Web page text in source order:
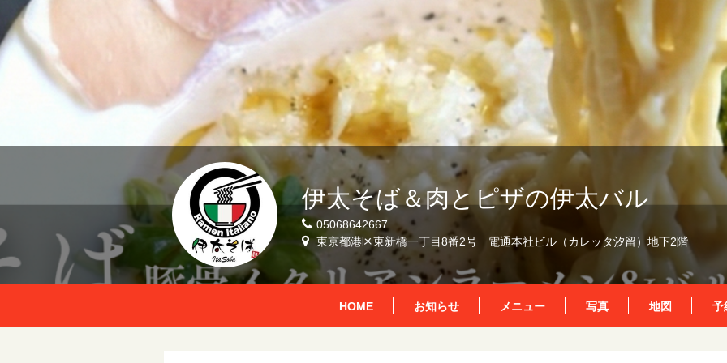
伊太そば＆肉とピザの伊太バル
05068642667
東京都港区東新橋一丁目8番2号 電通本社ビル（カレッタ汐留）地下2階
HOME お知らせ メニュー 写真 地図 予